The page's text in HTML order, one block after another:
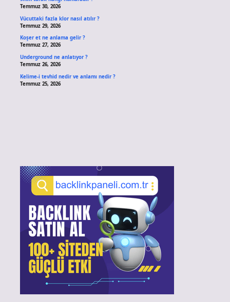
Temmuz 30, 2026
Vücuttaki fazla klor nasıl atılır ?
Temmuz 29, 2026
Koşer et ne anlama gelir ?
Temmuz 27, 2026
Underground ne anlatıyor ?
Temmuz 26, 2026
Kelime-i tevhid nedir ve anlamı nedir ?
Temmuz 25, 2026